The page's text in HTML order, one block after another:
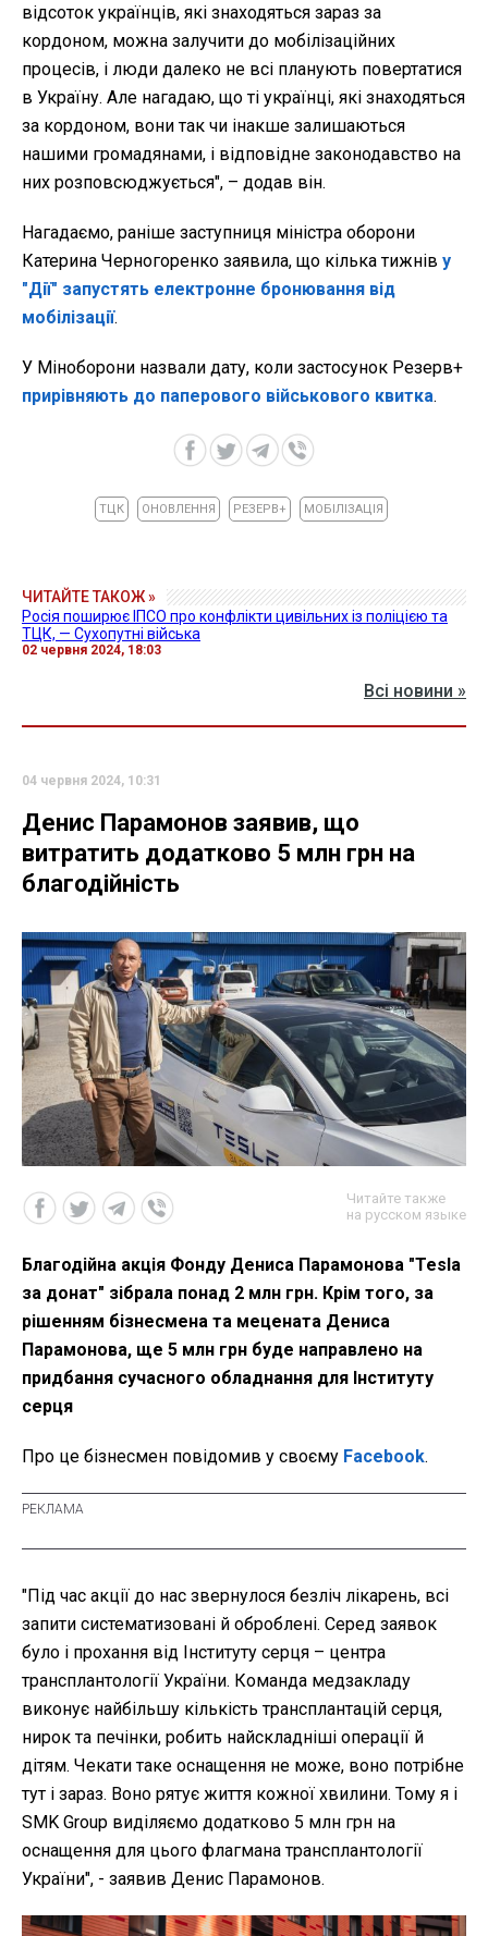
відсоток українців, які знаходяться зараз за
кордоном, можна залучити до мобілізаційних
процесів, і люди далеко не всі планують повертатися
в Україну. Але нагадаю, що ті українці, які знаходяться
за кордоном, вони так чи інакше залишаються
нашими громадянами, і відповідне законодавство на
них розповсюджується", – додав він.
Нагадаємо, раніше заступниця міністра оборони
Катерина Черногоренко заявила, що кілька тижнів у
"Дії" запустять електронне бронювання від
мобілізації.
У Міноборони назвали дату, коли застосунок Резерв+
прирівняють до паперового військового квитка.
ТЦК ОНОВЛЕННЯ РЕЗЕРВ+ МОБІЛІЗАЦІЯ
ЧИТАЙТЕ ТАКОЖ »
Росія поширює ІПСО про конфлікти цивільних із поліцією та
ТЦК, — Сухопутні війська
02 червня 2024, 18:03
Всі новини »
04 червня 2024, 10:31
Денис Парамонов заявив, що
витратить додатково 5 млн грн на
благодійність
Читайте также
на русском языке
Благодійна акція Фонду Дениса Парамонова "Tesla
за донат" зібрала понад 2 млн грн. Крім того, за
рішенням бізнесмена та мецената Дениса
Парамонова, ще 5 млн грн буде направлено на
придбання сучасного обладнання для Інституту
серця
Про це бізнесмен повідомив у своєму Facebook.
"Під час акції до нас звернулося безліч лікарень, всі
запити систематизовані й оброблені. Серед заявок
було і прохання від Інституту серця – центра
трансплантології України. Команда медзакладу
виконує найбільшу кількість трансплантацій серця,
нирок та печінки, робить найскладніші операції й
дітям. Чекати таке оснащення не може, воно потрібне
тут і зараз. Воно рятує життя кожної хвилини. Тому я і
SMK Group виділяємо додатково 5 млн грн на
оснащення для цього флагмана трансплантології
України", - заявив Денис Парамонов.